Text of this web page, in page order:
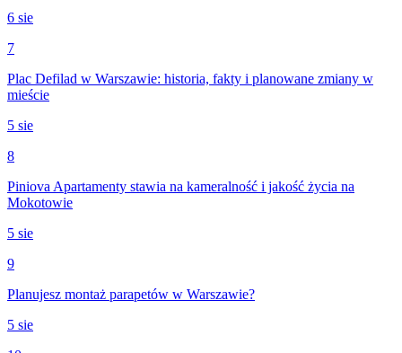
6 sie
7
Plac Defilad w Warszawie: historia, fakty i planowane zmiany w
mieście
5 sie
8
Piniova Apartamenty stawia na kameralność i jakość życia na
Mokotowie
5 sie
9
Planujesz montaż parapetów w Warszawie?
5 sie